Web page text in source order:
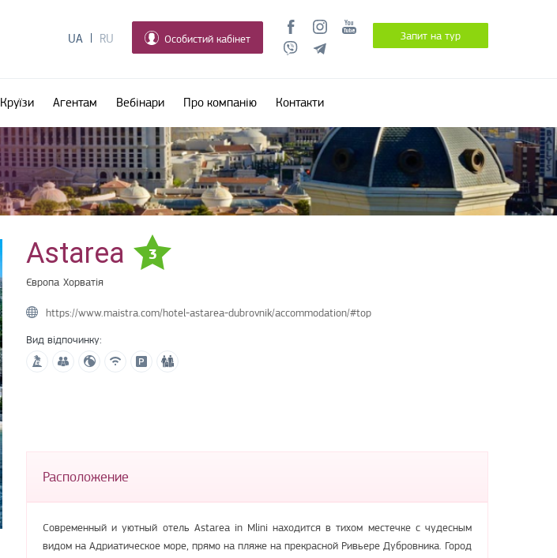
UA RU Особистий кабінет Запит на тур
Круїзи Агентам Вебінари Про компанію Контакти
Astarea 3
Європа Хорватія
https://www.maistra.com/hotel-astarea-dubrovnik/accommodation/#top
Вид відпочинку:
Расположение
Современный и уютный отель Astarea in Mlini находится в тихом местечке с чудесным
видом на Адриатическое море, прямо на пляже на прекрасной Ривьере Дубровника. Город